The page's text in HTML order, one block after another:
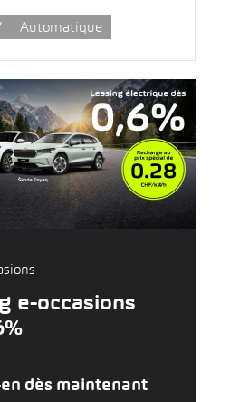
Automatique
e-occasions
dès maintenant